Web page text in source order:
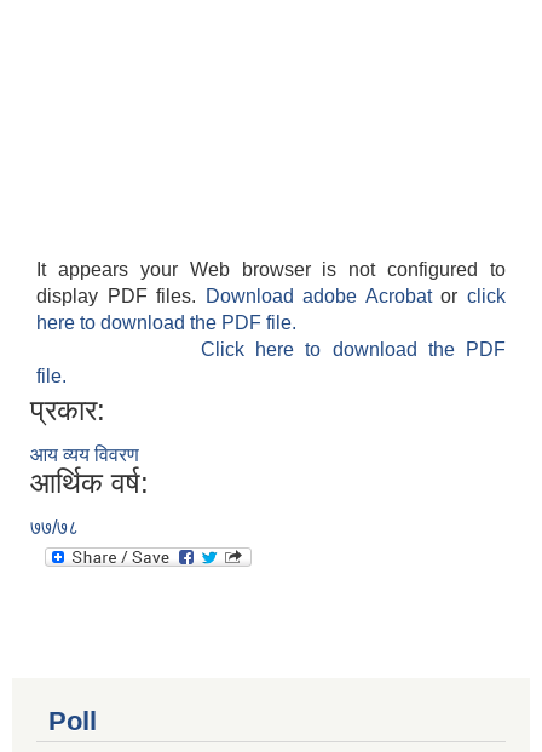
It appears your Web browser is not configured to
display PDF files.
Download adobe Acrobatorclick
here to download the PDF file.
Click here to download the PDF
file.
प्रकार:
आय व्यय विवरण
आर्थिक वर्ष:
७७/७८
Poll